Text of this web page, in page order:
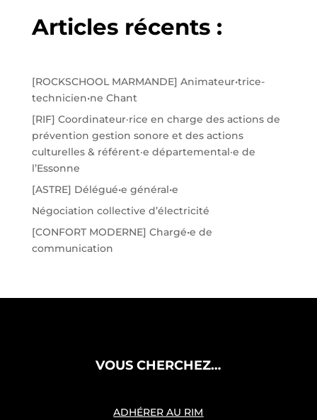
Articles récents :
[ROCKSCHOOL MARMANDE] Animateur•trice-
technicien•ne Chant
[RIF] Coordinateur·rice en charge des actions de
prévention gestion sonore et des actions
culturelles & référent·e départemental·e de
l’Essonne
[ASTRE] Délégué•e général•e
Négociation collective d’électricité
[CONFORT MODERNE] Chargé•e de
communication
VOUS CHERCHEZ…
ADHÉRER AU RIM